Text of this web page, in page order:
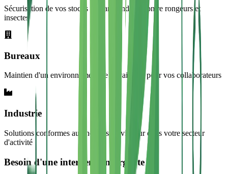
Sécurisation de vos stocks et marchandises contre rongeurs et
insectes
Bureaux
Maintien d'un environnement de travail sain pour vos collaborateurs
Industrie
Solutions conformes aux normes en vigueur dans votre secteur
d'activité
Besoin d'une intervention urgente ?